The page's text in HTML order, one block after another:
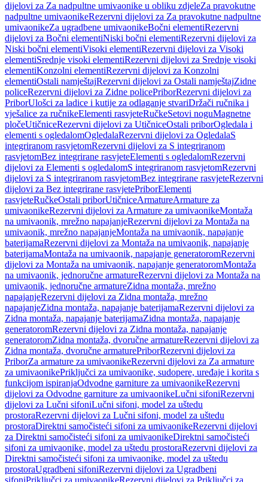
dijelovi za Za nadpultne umivaonike u obliku zdjeleZa pravokutne
nadpultne umivaonikeRezervni dijelovi za Za pravokutne nadpultne
umivaonikeZa ugradbene umivaonikeBočni elementiRezervni
dijelovi za Bočni elementiNiski bočni elementiRezervni dijelovi za
Niski bočni elementiVisoki elementiRezervni dijelovi za Visoki
elementiSrednje visoki elementiRezervni dijelovi za Srednje visoki
elementiKonzolni elementiRezervni dijelovi za Konzolni
elementiOstali namještajRezervni dijelovi za Ostali namještajZidne
policeRezervni dijelovi za Zidne policePriborRezervni dijelovi za
PriborUlošci za ladice i kutije za odlaganje stvariDržači ručnika i
vješalice za ručnikeElementi rasvjeteRučkeSetovi noguMagnetne
pločeUtičniceRezervni dijelovi za UtičniceOstali priborOgledala i
elementi s ogledalomOgledalaRezervni dijelovi za OgledalaS
integriranom rasvjetomRezervni dijelovi za S integriranom
rasvjetomBez integrirane rasvjeteElementi s ogledalomRezervni
dijelovi za Elementi s ogledalomS integriranom rasvjetomRezervni
dijelovi za S integriranom rasvjetomBez integrirane rasvjeteRezervni
dijelovi za Bez integrirane rasvjetePriborElementi
rasvjeteRučkeOstali priborUtičniceArmatureArmature za
umivaonikeRezervni dijelovi za Armature za umivaonikeMontaža
na umivaonik, mrežno napajanjeRezervni dijelovi za Montaža na
umivaonik, mrežno napajanjeMontaža na umivaonik, napajanje
baterijamaRezervni dijelovi za Montaža na umivaonik, napajanje
baterijamaMontaža na umivaonik, napajanje generatoromRezervni
dijelovi za Montaža na umivaonik, napajanje generatoromMontaža
na umivaonik, jednoručne armatureRezervni dijelovi za Montaža na
umivaonik, jednoručne armatureZidna montaža, mrežno
napajanjeRezervni dijelovi za Zidna montaža, mrežno
napajanjeZidna montaža, napajanje baterijamaRezervni dijelovi za
Zidna montaža, napajanje baterijamaZidna montaža, napajanje
generatoromRezervni dijelovi za Zidna montaža, napajanje
generatoromZidna montaža, dvoručne armatureRezervni dijelovi za
Zidna montaža, dvoručne armaturePriborRezervni dijelovi za
PriborZa armature za umivaonikeRezervni dijelovi za Za armature
za umivaonikePriključci za umivaonike, sudopere, uređaje i korita s
funkcijom ispiranjaOdvodne garniture za umivaonikeRezervni
dijelovi za Odvodne garniture za umivaonikeLučni sifoniRezervni
dijelovi za Lučni sifoniLučni sifoni, model za uštedu
prostoraRezervni dijelovi za Lučni sifoni, model za uštedu
prostoraDirektni samočisteći sifoni za umivaonikeRezervni dijelovi
za Direktni samočisteći sifoni za umivaonikeDirektni samočisteći
sifoni za umivaonike, model za uštedu prostoraRezervni dijelovi za
Direktni samočisteći sifoni za umivaonike, model za uštedu
prostoraUgradbeni sifoniRezervni dijelovi za Ugradbeni
sifoniPriključci za umivaonikeRezervni dijelovi za Priključci za